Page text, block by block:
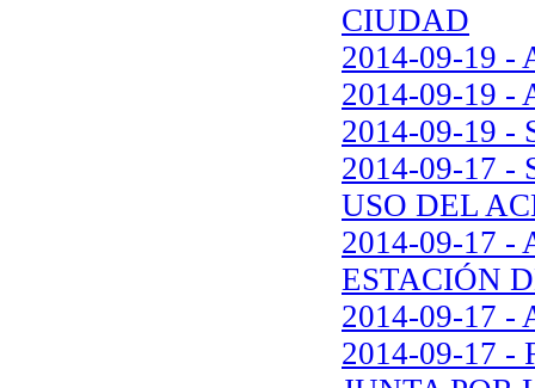
CIUDAD
2014-09-19 -
2014-09-19 -
2014-09-19 -
2014-09-17 -
USO DEL
2014-09-17 -
ESTACIÓN
2014-09-17
2014-09-17 -